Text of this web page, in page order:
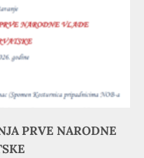
PRVE NARODNE